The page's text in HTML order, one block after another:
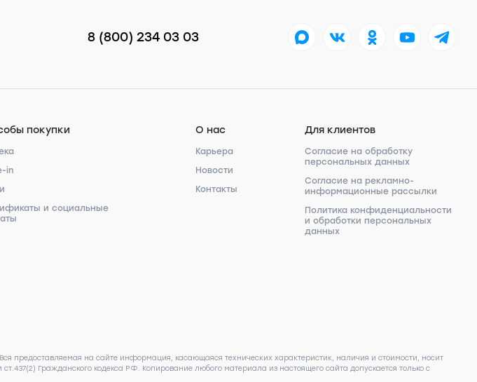
8 (800) 234 03 03
покупки
in
и социальные
О нас
Карьера
Новости
Контакты
Для клиентов
Согласие на обработку
персональных данных
Согласие на рекламно-
информационные рассылки
Политика конфиденциальности
и обработки персональных
данных
предоставляемая на сайте информация, касающаяся технических характеристик, наличия и стоимости, носит
Гражданского кодекса РФ. Копирование любого материала из настоящего сайта допускается только с